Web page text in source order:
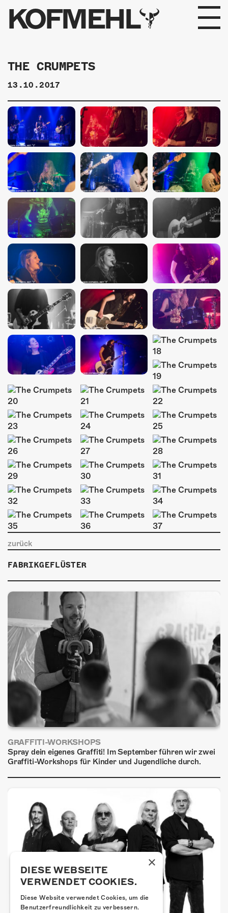
KOFMEHL
PROGRAMM
FABRIKGEFLÜSTER
GALERIE
FOTOGALERIE
PHOTOMAT
INFOS
KONTAKT
ÜBER UNS
SHOP
MITMACHEN
THE CRUMPETS
13.10.2017
zurück
FABRIKGEFLÜSTER
GRAFFITI-WORKSHOPS
Spray dein eigenes Graffiti! Im September führen wir zwei
Graffiti-Workshops für Kinder und Jugendliche durch.
×
DIESE WEBSEITE
VERWENDET COOKIES.
Diese Website verwendet Cookies, um die
Benutzerfreundlichkeit zu verbessern.